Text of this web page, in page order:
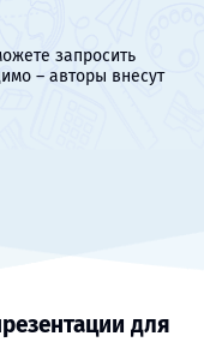
запросить
– авторы внесут
для